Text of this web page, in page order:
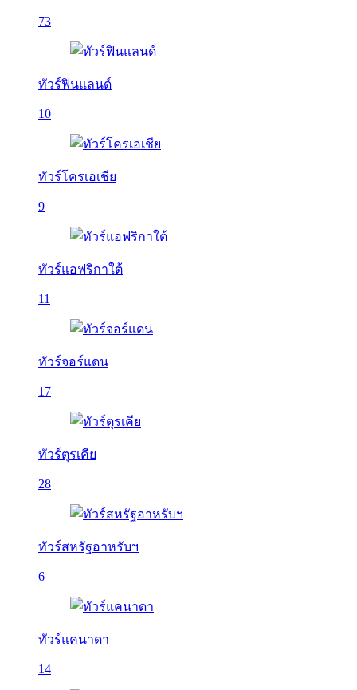
73
ทัวร์ฟินแลนด์
10
ทัวร์โครเอเชีย
9
ทัวร์แอฟริกาใต้
11
ทัวร์จอร์แดน
17
ทัวร์ตุรเคีย
28
ทัวร์สหรัฐอาหรับฯ
6
ทัวร์แคนาดา
14